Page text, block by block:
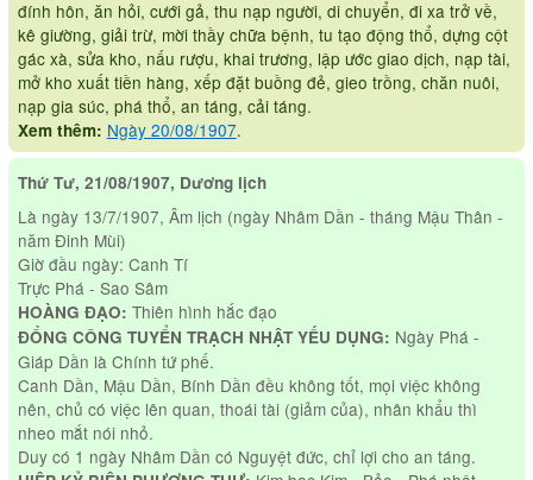
đính hôn, ăn hỏi, cưới gả, thu nạp người, di chuyển, đi xa trở về,
kê giường, giải trừ, mời thầy chữa bệnh, tu tạo động thổ, dựng cột
gác xà, sửa kho, nấu rượu, khai trương, lập ước giao dịch, nạp tài,
mở kho xuất tiền hàng, xếp đặt buồng đẻ, gieo trồng, chăn nuôi,
nạp gia súc, phá thổ, an táng, cải táng.
Xem thêm: Ngày 20/08/1907.
Thứ Tư, 21/08/1907, Dương lịch
Là ngày 13/7/1907, Âm lịch (ngày Nhâm Dần - tháng Mậu Thân -
năm Đinh Mùi)
Giờ đầu ngày: Canh Tí
Trực Phá - Sao Sâm
HOÀNG ĐẠO: Thiên hình hắc đạo
ĐỔNG CÔNG TUYỂN TRẠCH NHẬT YẾU DỤNG: Ngày Phá -
Giáp Dần là Chính tứ phế.
Canh Dần, Mậu Dần, Bính Dần đều không tốt, mọi việc không
nên, chủ có việc lên quan, thoái tài (giảm của), nhân khẩu thì
nheo mắt nói nhỏ.
Duy có 1 ngày Nhâm Dần có Nguyệt đức, chỉ lợi cho an táng.